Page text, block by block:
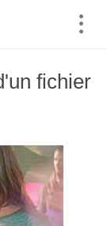
fichier